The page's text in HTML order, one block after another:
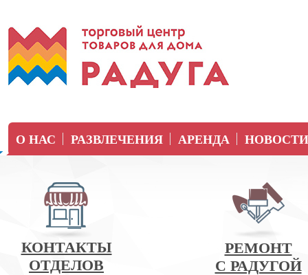
О НАС РАЗВЛЕЧЕНИЯ АРЕНДА НОВОСТИ
КОНТАКТЫ
ОТДЕЛОВ
РЕМОНТ
С РАДУГОЙ